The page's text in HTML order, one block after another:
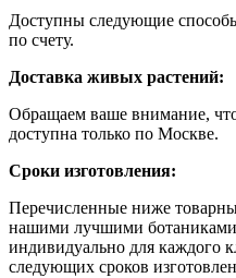
Доступны следующие
по счету.
Доставка живых растений:
Обращаем ваше внимание,
доступна только по Москве.
Сроки изготовления:
Перечисленные ниже
нашими лучшими
индивидуально для каждого
следующих сроков